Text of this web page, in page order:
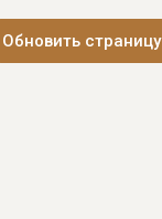
Обновить страницу